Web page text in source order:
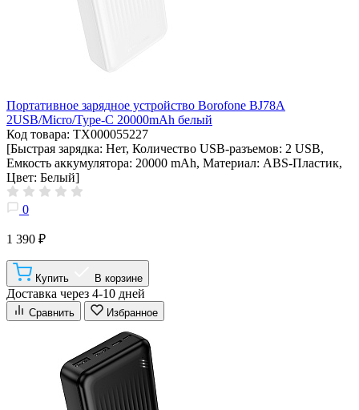
Портативное зарядное устройство Borofone BJ78A
2USB/Micro/Type-C 20000mAh белый
Код товара: ТХ000055227
[Быстрая зарядка: Нет, Количество USB-разъемов: 2 USB,
Емкость аккумулятора: 20000 mAh, Материал: ABS-Пластик,
Цвет: Белый]
0
1 390 ₽
Купить В корзине
Доставка через 4-10 дней
Сравнить Избранное